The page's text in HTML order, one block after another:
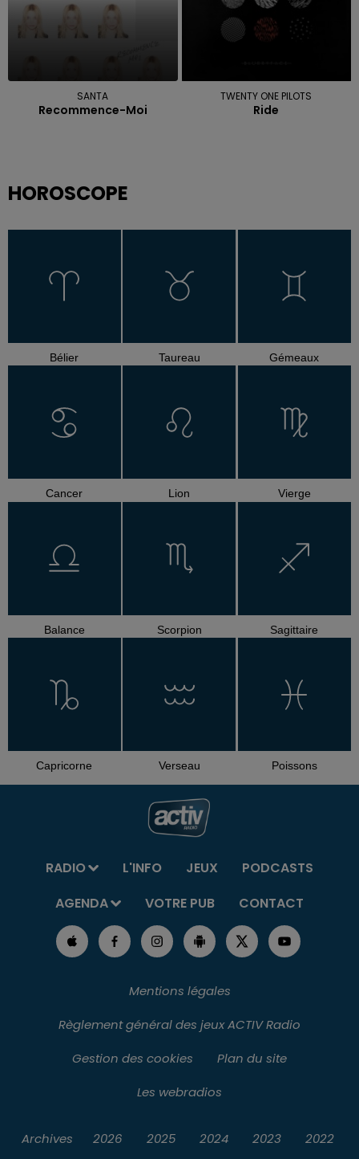
SANTA
Recommence-Moi
TWENTY ONE PILOTS
Ride
HOROSCOPE
Bélier Taureau Gémeaux
Cancer Lion Vierge
Balance Scorpion Sagittaire
Capricorne Verseau Poissons
RADIO L'INFO JEUX
PODCASTS
AGENDA
VOTRE PUB CONTACT
Mentions légales
Règlement général des jeux ACTIV Radio
Gestion des cookies
Plan du site
Les webradios
Archives 2026 2025 2024 2023 2022